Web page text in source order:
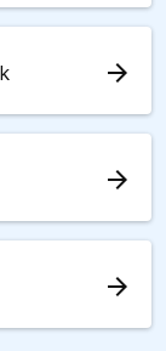
arrow_forward
arrow_forward
arrow_forward